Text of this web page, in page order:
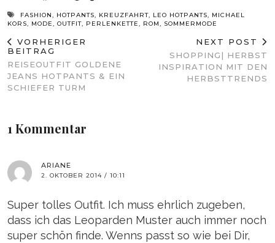
FASHION HOTPANTS KREUZFAHRT LEO HOTPANTS
MICHAEL
KORS
MODE OUTFIT PERLENKETTE ROM SOMMERMODE
VORHERIGER
BEITRAG
REISEOUTFIT GOLDENE
JEANS HOTPANTS & EIN
SCHIEFER TURM
NEXT POST
SHOPPING| HERBST
INSPIRATION MIT DEN
HERBSTTRENDS
1 Kommentar
ARIANE
2. OKTOBER 2014 / 10:11
Super tolles Outfit. Ich muss ehrlich zugeben,
dass ich das Leoparden Muster auch immer noch
super schön finde. Wenns passt so wie bei Dir,